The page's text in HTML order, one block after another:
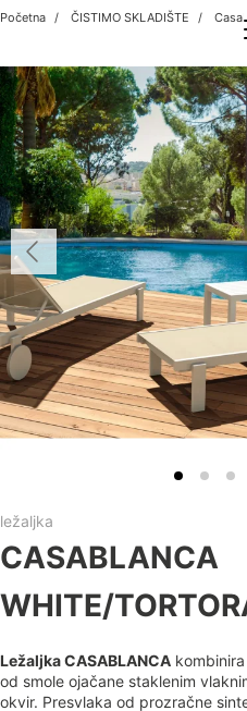
Početna ČISTIMO SKLADIŠTE
ležaljka
CASABLANCA
WHITE/
Ležaljka CASABLANCA
od smole ojačane staklenim
okvir. Presvlaka od prozračne